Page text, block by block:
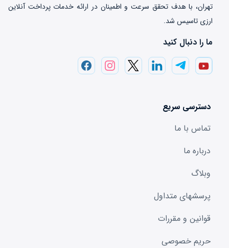
تهران، با هدف تحقق سرعت و اطمینان در ارائه خدمات پرداخت‌ آنلاین
ارزی تاسیس شد.
ما را دنبال کنید
دسترسی سریع
تماس با ما
درباره ما
وبلاگ
پرسشهای متداول
قوانین و مقررات
حریم خصوصی